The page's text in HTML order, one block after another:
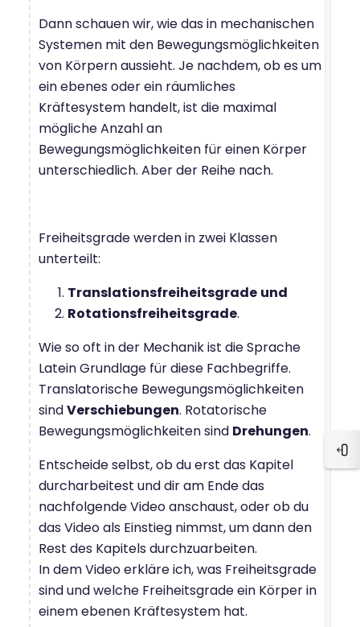
Dann schauen wir, wie das in mechanischen
Systemen mit den Bewegungsmöglichkeiten
von Körpern aussieht. Je nachdem, ob es um
ein ebenes oder ein räumliches
Kräftesystem handelt, ist die maximal
mögliche Anzahl an
Bewegungsmöglichkeiten für einen Körper
unterschiedlich. Aber der Reihe nach.
Freiheitsgrade werden in zwei Klassen
unterteilt:
Translationsfreiheitsgrade und
Rotationsfreiheitsgrade.
Wie so oft in der Mechanik ist die Sprache
Latein Grundlage für diese Fachbegriffe.
Translatorische Bewegungsmöglichkeiten
sindVerschiebungen. Rotatorische
Bewegungsmöglichkeiten sind Drehungen.
Entscheide selbst, ob du erst das Kapitel
durcharbeitest und dir am Ende das
nachfolgende Video anschaust, oder ob du
das Video als Einstieg nimmst, um dann den
Rest des Kapitels durchzuarbeiten.
In dem Video erkläre ich, was Freiheitsgrade
sind und welche Freiheitsgrade ein Körper in
einem ebenen Kräftesystem hat.